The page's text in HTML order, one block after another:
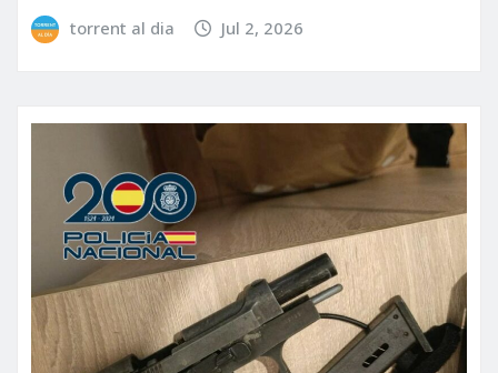
torrent al dia Jul 2, 2026